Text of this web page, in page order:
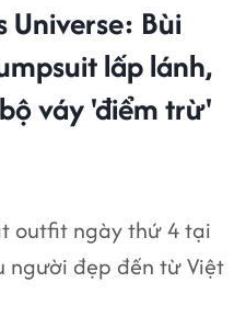
Bùi
lấp lánh,
váy 'điểm trừ'
outfit ngày thứ 4 tại
người đẹp đến từ Việt